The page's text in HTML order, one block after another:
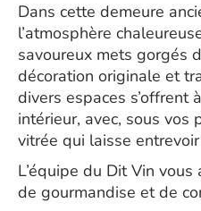
Dans cette demeure
l’atmosphère
savoureux mets gorgés
décoration originale et
divers espaces s’offrent
intérieur, avec, sous vos
vitrée qui laisse
L’équipe du Dit Vin
de gourmandise et de